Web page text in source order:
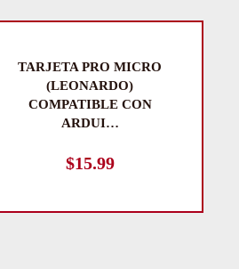
TARJETA PRO MICRO
(LEONARDO)
COMPATIBLE CON
ARDUI…
$15.99